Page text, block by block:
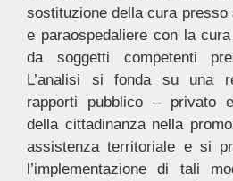
sostituzione della cura
e paraospedaliere con la
da soggetti competenti
L’analisi si fonda su una
rapporti pubblico – privato
della cittadinanza nella
assistenza territoriale e si
l’implementazione di tali